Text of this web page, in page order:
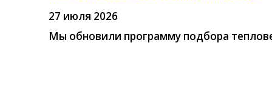
27 июля 2026
Мы обновили программу подбора